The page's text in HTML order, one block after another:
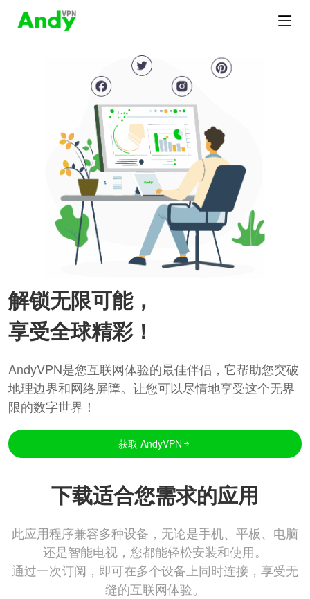
解锁无限可能，
享受全球精彩！
AndyVPN是您互联网体验的最佳伴侣，它帮助您突破
地理边界和网络屏障。让您可以尽情地享受这个无界
限的数字世界！
获取 AndyVPN
下载适合您需求的应用
此应用程序兼容多种设备，无论是手机、平板、电脑
还是智能电视，您都能轻松安装和使用。
通过一次订阅，即可在多个设备上同时连接，享受无
缝的互联网体验。